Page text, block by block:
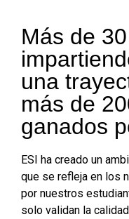
Más de
una
más de
ganados
ESI ha creado un
que se refleja en los
por nuestros
solo validan la